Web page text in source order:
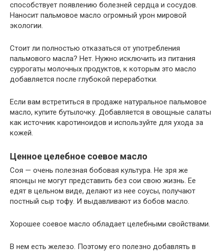
способствует появлению болезней сердца и сосудов.
Наносит пальмовое масло огромный урон мировой
экологии.
Стоит ли полностью отказаться от употребления
пальмового масла? Нет. Нужно исключить из питания
суррогаты молочных продуктов, к которым это масло
добавляется после глубокой переработки.
Если вам встретиться в продаже натуральное пальмовое
масло, купите бутылочку. Добавляется в овощные салаты
как источник каротиноидов и используйте для ухода за
кожей.
Ценное целебное соевое масло
Соя — очень полезная бобовая культура. Не зря же
японцы не могут представить без сои свою жизнь. Ее
едят в цельном виде, делают из нее соусы, получают
постный сыр тофу. И выдавливают из бобов масло.
Хорошее соевое масло обладает целебными свойствами.
В нем есть железо. Поэтому его полезно добавлять в